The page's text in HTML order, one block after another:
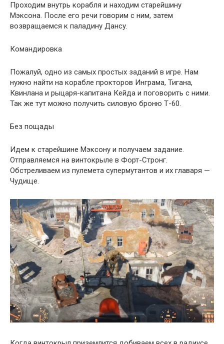
Проходим внутрь корабля и находим старейшину
Мэксона. После его речи говорим с ним, затем
возвращаемся к паладину Дансу.
Командировка
Пожалуй, одно из самых простых заданий в игре. Нам
нужно найти на корабле прокторов Инграма, Тигана,
Квинлана и рыцаря-капитана Кейда и поговорить с ними.
Так же тут можно получить силовую броню Т-60.
Без пощады
Идем к старейшине Мэксону и получаем задание.
Отправляемся на винтокрыле в Форт-Стронг.
Обстреливаем из пулемета супермутантов и их главаря —
Чудище.